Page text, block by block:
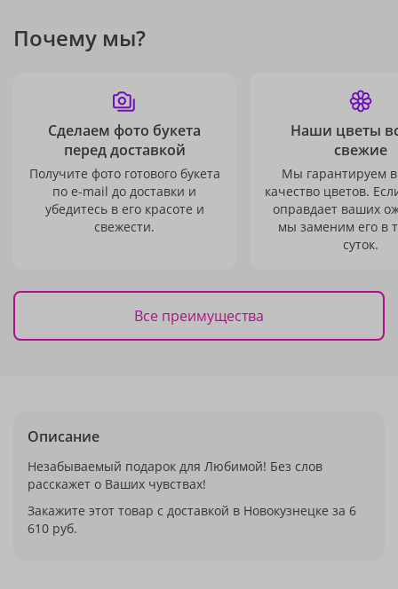
Почему мы?
Сделаем фото букета
перед доставкой
Получите фото готового букета
по e-mail до доставки и
убедитесь в его красоте и
свежести.
Наши цветы
свежие
Мы гарантируем
качество цветов.
оправдает ваших
мы заменим его в
суток.
Все преимущества
Описание
Незабываемый подарок для Любимой! Без слов
расскажет о Ваших чувствах!
Закажите этот товар с доставкой в Новокузнецке за 6
610 руб.